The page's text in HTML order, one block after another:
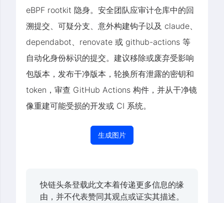
eBPF rootkit 隐身。安全团队应审计仓库中的回
溯提交、可疑分支、意外构建钩子以及 claude、
dependabot、renovate 或 github-actions 等
自动化身份标识的提交。建议移除或废弃受影响
包版本，发布干净版本，轮换所有泄露的密钥和
token，审查 GitHub Actions 构件，并从干净镜
像重建可能受损的开发或 CI 系统。
生成图片
快链头条登载此文本着传递更多信息的缘
由，并不代表赞同其观点或证实其描述。